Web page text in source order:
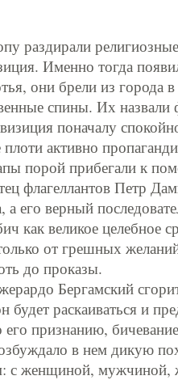
раздирали
Именно тогда
они брели из города
спины. Их назвали
поначалу
активно
порой прибегали к
флагеллантов Петр
его верный
как великое целебное
от грешных
до проказы.
Бергамский
будет раскаиваться и
признанию,
в нем дикую
с женщиной,